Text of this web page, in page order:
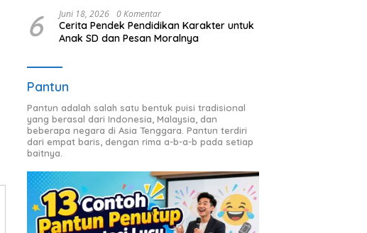
6 Juni 18, 2026 0 Komentar
Cerita Pendek Pendidikan Karakter untuk
Anak SD dan Pesan Moralnya
Pantun
Pantun adalah salah satu bentuk puisi tradisional
yang berasal dari Indonesia, Malaysia, dan
beberapa negara di Asia Tenggara. Pantun terdiri
dari empat baris, dengan rima a-b-a-b pada setiap
baitnya.